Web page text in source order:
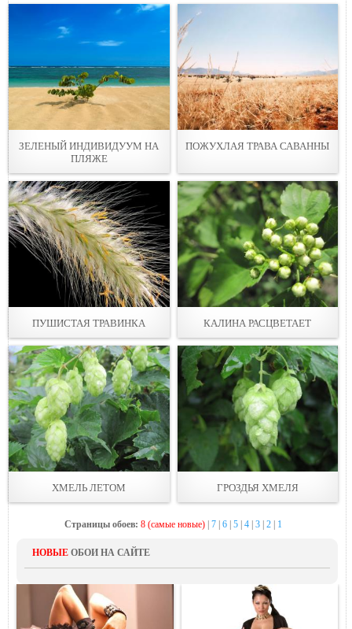
ЗЕЛЕНЫЙ ИНДИВИДУУМ НА
ПЛЯЖЕ
ПОЖУХЛАЯ ТРАВА САВАННЫ
ПУШИСТАЯ ТРАВИНКА КАЛИНА РАСЦВЕТАЕТ
ХМЕЛЬ ЛЕТОМ ГРОЗДЬЯ ХМЕЛЯ
Страницы обоев: 8 (самые новые) 7 6 5 4 3 2 1
НОВЫЕ ОБОИ НА САЙТЕ